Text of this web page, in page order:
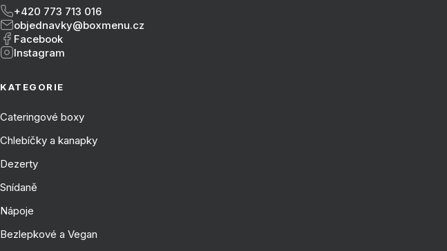
+420 773 713 016
objednavky@boxmenu.cz
Facebook
Instagram
KATEGORIE
Cateringové boxy
Chlebíčky a kanapky
Dezerty
Snídaně
Nápoje
Bezlepkové a Vegan